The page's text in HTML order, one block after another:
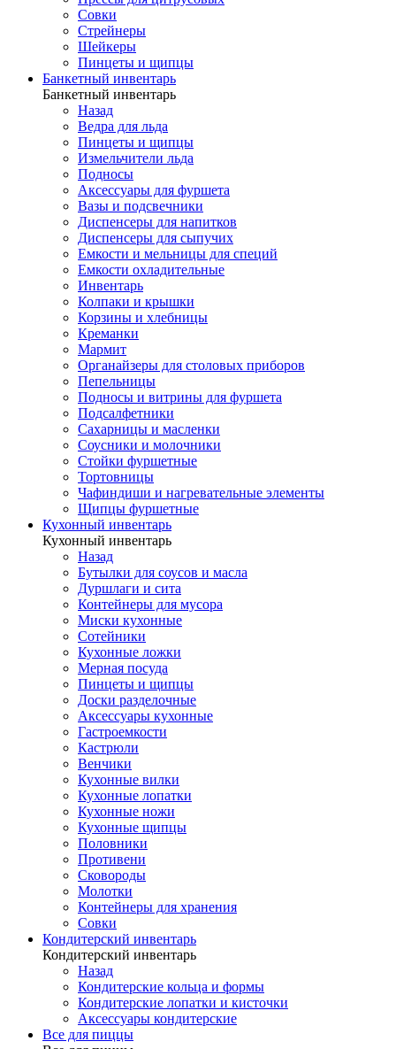
Совки
Стрейнеры
Шейкеры
Пинцеты и щипцы
Банкетный инвентарь
Банкетный инвентарь
Назад
Ведра для льда
Пинцеты и щипцы
Измельчители льда
Подносы
Аксессуары для фуршета
Вазы и подсвечники
Диспенсеры для напитков
Диспенсеры для сыпучих
Емкости и мельницы для специй
Емкости охладительные
Инвентарь
Колпаки и крышки
Корзины и хлебницы
Креманки
Мармит
Органайзеры для столовых приборов
Пепельницы
Подносы и витрины для фуршета
Подсалфетники
Сахарницы и масленки
Соусники и молочники
Стойки фуршетные
Тортовницы
Чафиндиши и нагревательные элементы
Щипцы фуршетные
Кухонный инвентарь
Кухонный инвентарь
Назад
Бутылки для соусов и масла
Дуршлаги и сита
Контейнеры для мусора
Миски кухонные
Сотейники
Кухонные ложки
Мерная посуда
Пинцеты и щипцы
Доски разделочные
Аксессуары кухонные
Гастроемкости
Кастрюли
Венчики
Кухонные вилки
Кухонные лопатки
Кухонные ножи
Кухонные щипцы
Половники
Противени
Сковороды
Молотки
Контейнеры для хранения
Совки
Кондитерский инвентарь
Кондитерский инвентарь
Назад
Кондитерские кольца и формы
Кондитерские лопатки и кисточки
Аксессуары кондитерские
Все для пиццы